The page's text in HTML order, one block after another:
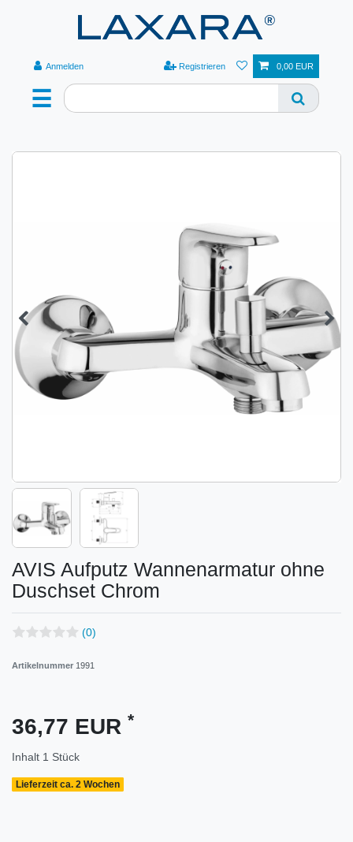
☰
Anmelden Registrieren 0,00 EUR
AVIS Aufputz Wannenarmatur ohne
Duschset Chrom
(0)
Artikelnummer 1991
36,77 EUR *
Inhalt 1 Stück
Lieferzeit ca. 2 Wochen